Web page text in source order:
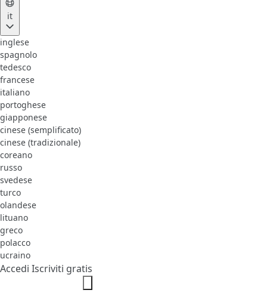
it
inglese
spagnolo
tedesco
francese
italiano
portoghese
giapponese
cinese (semplificato)
cinese (tradizionale)
coreano
russo
svedese
turco
olandese
lituano
greco
polacco
ucraino
Accedi Iscriviti gratis